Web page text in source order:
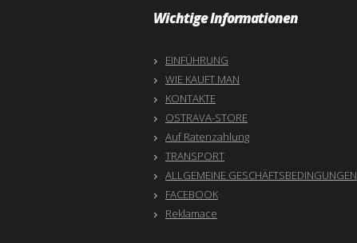
Wichtige Informationen
EINFÜHRUNG
WIE KAUFT MAN
KONTAKTE
OSTRAVA-STORE
Auf Ratenzahlung
TRANSPORT
ALLGEMEINE GESCHÄFTSBEDINGUNGEN
FACEBOOK
Reklamace